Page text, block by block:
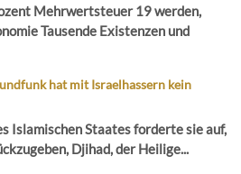
Mehrwertsteuer 19 werden,
Tausende Existenzen und
hat mit Israelhassern kein
Islamischen Staates forderte sie auf,
Djihad, der Heilige...